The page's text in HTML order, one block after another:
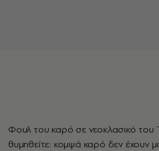
Φουλ του καρό σε νεοκλασικό του
θυμηθείτε: κομψά καρό δεν έχουν